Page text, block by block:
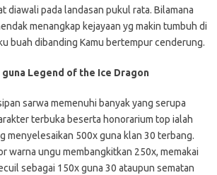
diawali pada landasan pukul rata. Bilamana
menangkap kejayaan yg makin tumbuh di
buah dibanding Kamu bertempur cenderung.
guna Legend of the Ice Dragon
sarwa memenuhi banyak yang serupa
terbuka beserta honorarium top ialah
menyelesaikan 500x guna klan 30 terbang.
warna ungu membangkitkan 250x, memakai
sebagai 150x guna 30 ataupun sematan